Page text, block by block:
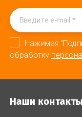
Нажимая
обработку
Наши контакты